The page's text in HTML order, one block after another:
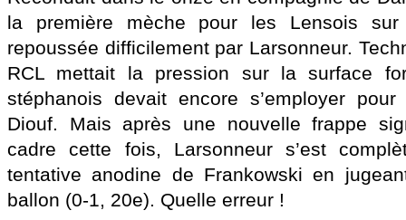
la première mèche pour les Lensois
repoussée difficilement par Larsonneur.
RCL mettait la pression sur la surface
stéphanois devait encore s’employer
Diouf. Mais après une nouvelle frappe
cadre cette fois, Larsonneur s’est
tentative anodine de Frankowski en
ballon (0-1, 20e). Quelle erreur !